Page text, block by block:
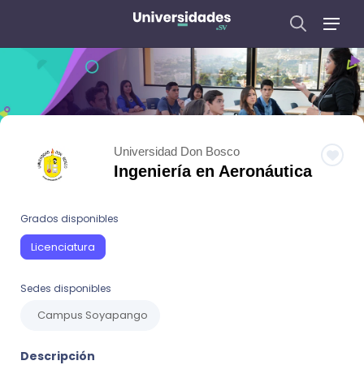
Universidad Don Bosco
Ingeniería en Aeronáutica
Grados disponibles
Licenciatura
Sedes disponibles
Campus Soyapango
Descripción